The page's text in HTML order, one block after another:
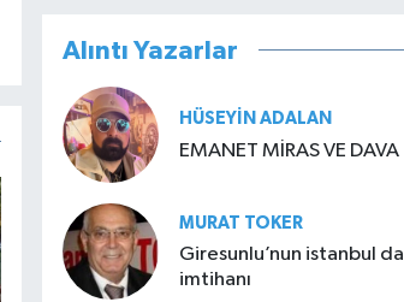
Alıntı Yazarlar
HÜSEYIN ADALAN
EMANET MİRAS VE DAVA
MURAT TOKER
Giresunlu’nun istanbul da
imtihanı